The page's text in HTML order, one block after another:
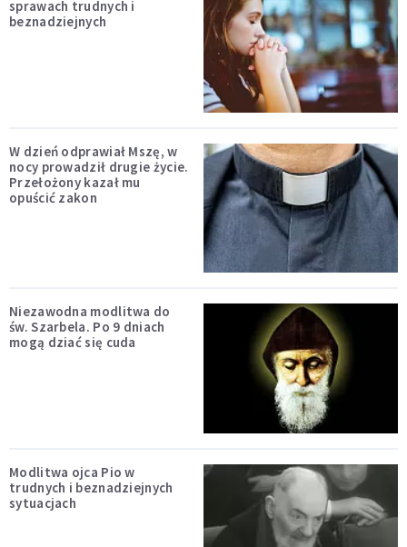
sprawach trudnych i
beznadziejnych
W dzień odprawiał Mszę, w
nocy prowadził drugie życie.
Przełożony kazał mu
opuścić zakon
Niezawodna modlitwa do
św. Szarbela. Po 9 dniach
mogą dziać się cuda
Modlitwa ojca Pio w
trudnych i beznadziejnych
sytuacjach